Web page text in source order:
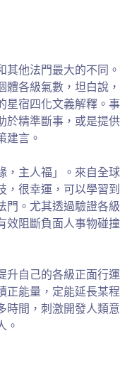
其他法門最大的不同。
各級氣數，坦白說，
星宿四化文義解釋。事
於精準斷事，或是提供
建言。
，主人福」。來自全球
，很幸運，可以學習到
門。尤其透過驗證各級
效阻斷負面人事物碰撞
升自己的各級正面行運
正能量，定能延長某程
時間，刺激開發人類意
。